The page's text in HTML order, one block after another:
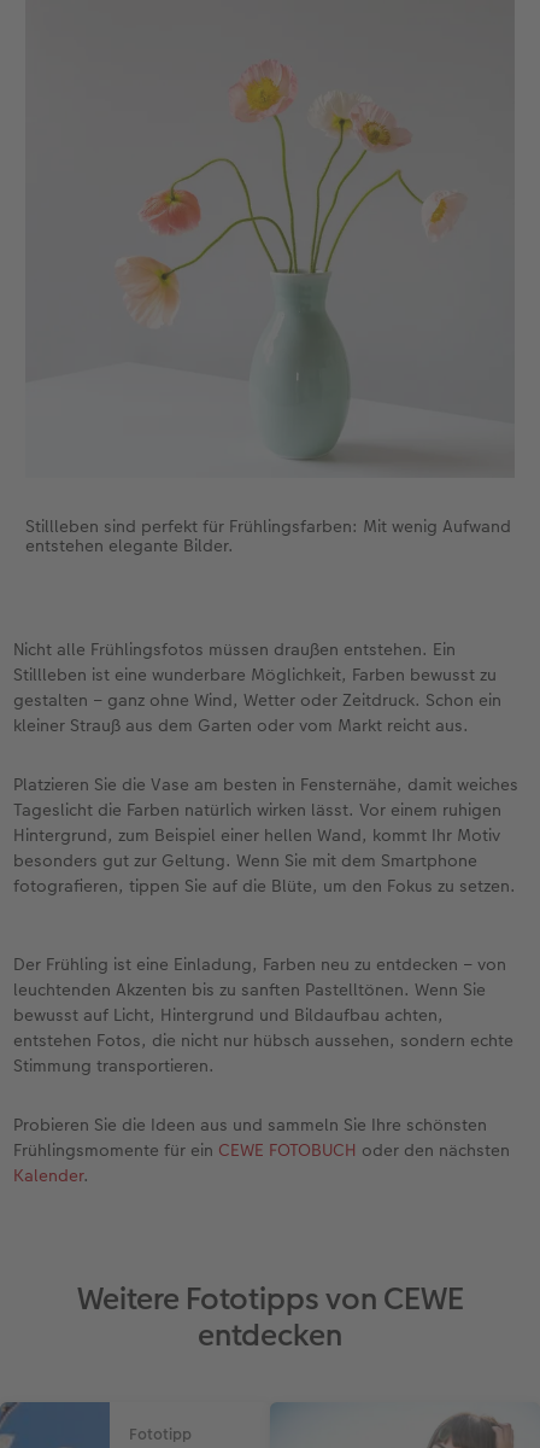
Stillleben sind perfekt für Frühlingsfarben: Mit wenig Aufwand
entstehen elegante Bilder.
Nicht alle Frühlingsfotos müssen draußen entstehen. Ein
Stillleben ist eine wunderbare Möglichkeit, Farben bewusst zu
gestalten – ganz ohne Wind, Wetter oder Zeitdruck. Schon ein
kleiner Strauß aus dem Garten oder vom Markt reicht aus.
Platzieren Sie die Vase am besten in Fensternähe, damit weiches
Tageslicht die Farben natürlich wirken lässt. Vor einem ruhigen
Hintergrund, zum Beispiel einer hellen Wand, kommt Ihr Motiv
besonders gut zur Geltung. Wenn Sie mit dem Smartphone
fotografieren, tippen Sie auf die Blüte, um den Fokus zu setzen.
Der Frühling ist eine Einladung, Farben neu zu entdecken – von
leuchtenden Akzenten bis zu sanften Pastelltönen. Wenn Sie
bewusst auf Licht, Hintergrund und Bildaufbau achten,
entstehen Fotos, die nicht nur hübsch aussehen, sondern echte
Stimmung transportieren.
Probieren Sie die Ideen aus und sammeln Sie Ihre schönsten
Frühlingsmomente für ein CEWE FOTOBUCH oder den nächsten
Kalender.
Weitere Fototipps von CEWE
entdecken
Fototipp